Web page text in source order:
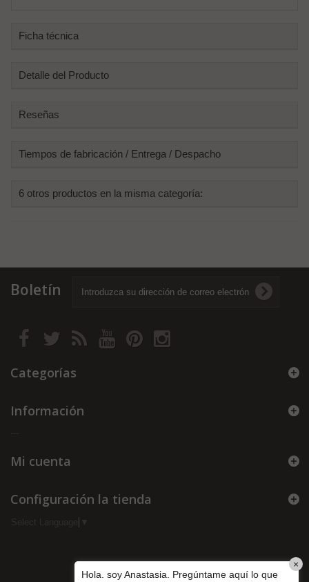
Ficha técnica
Detalle del Producto
Reseñas
Tiempos de fabricación / Entrega / Despacho
6 otros productos en la misma categoría:
Boletín
Categorías
Información
Mi cuenta
Configuración la tienda